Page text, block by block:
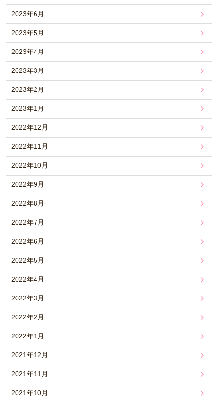
2023年6月
2023年5月
2023年4月
2023年3月
2023年2月
2023年1月
2022年12月
2022年11月
2022年10月
2022年9月
2022年8月
2022年7月
2022年6月
2022年5月
2022年4月
2022年3月
2022年2月
2022年1月
2021年12月
2021年11月
2021年10月